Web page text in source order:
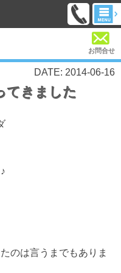
お問合せ
DATE: 2014-06-16
てきました
のは言うまでもありま